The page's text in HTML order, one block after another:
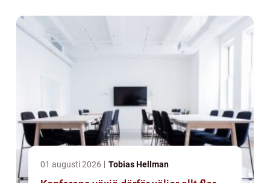
01 augusti 2026 Tobias Hellman